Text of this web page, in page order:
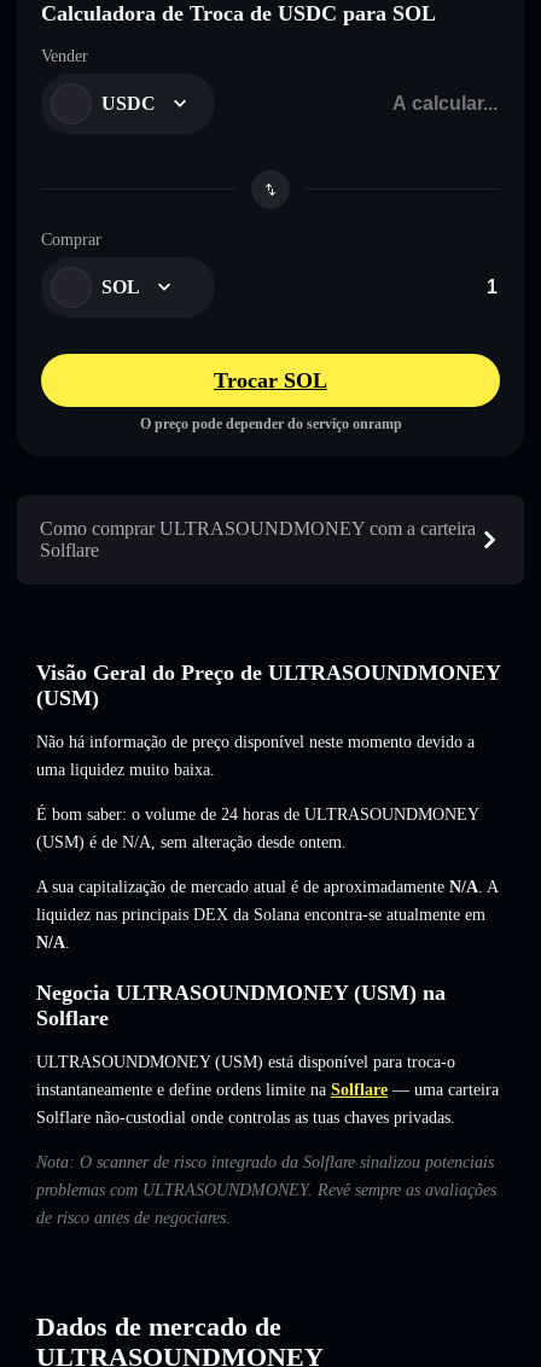
Calculadora de Troca de USDC para SOL
Vender
USDC
Comprar
SOL
Trocar SOL
O preço pode depender do serviço onramp
Como comprar ULTRASOUNDMONEY com a carteira
Solflare
Visão Geral do Preço de ULTRASOUNDMONEY
(USM)
Não há informação de preço disponível neste momento devido a
uma liquidez muito baixa.
É bom saber: o volume de 24 horas de ULTRASOUNDMONEY
(USM) é de N/A, sem alteração desde ontem.
A sua capitalização de mercado atual é de aproximadamente N/A. A
liquidez nas principais DEX da Solana encontra-se atualmente em
N/A.
Negocia ULTRASOUNDMONEY (USM) na
Solflare
ULTRASOUNDMONEY (USM) está disponível para troca-o
instantaneamente e define ordens limite na Solflare — uma carteira
Solflare não-custodial onde controlas as tuas chaves privadas.
Nota: O scanner de risco integrado da Solflare sinalizou potenciais
problemas com ULTRASOUNDMONEY. Revê sempre as avaliações
de risco antes de negociares.
Dados de mercado de
ULTRASOUNDMONEY